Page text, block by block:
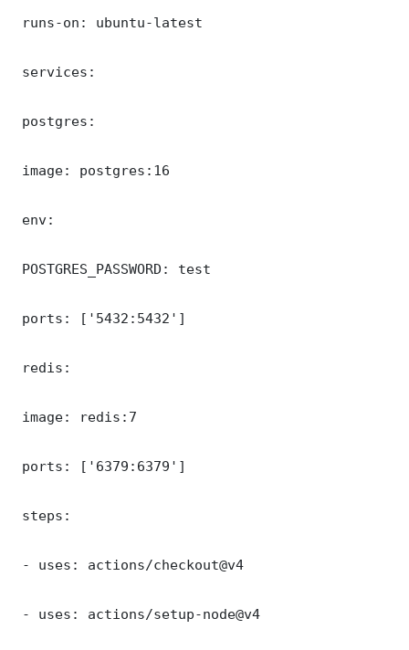
runs-on: ubuntu-latest
services:
postgres:
image: postgres:16
env:
POSTGRES_PASSWORD: test
ports: ['5432:5432']
redis:
image: redis:7
ports: ['6379:6379']
steps:
- uses: actions/checkout@v4
- uses: actions/setup-node@v4